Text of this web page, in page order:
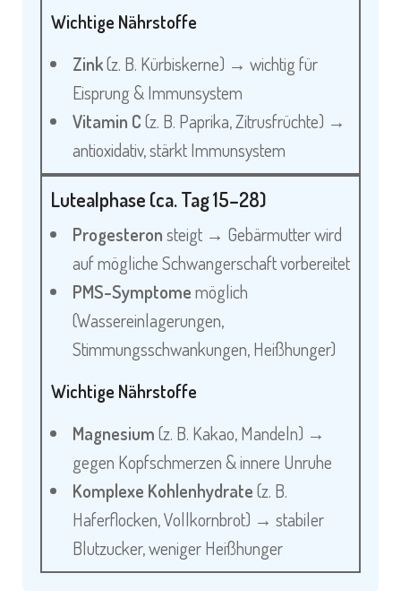
Wichtige Nährstoffe
Zink(z. B. Kürbiskerne) → wichtig für
Eisprung & Immunsystem
Vitamin C(z. B. Paprika, Zitrusfrüchte) →
antioxidativ, stärkt Immunsystem
Lutealphase (ca. Tag 15–28)
Progesteronsteigt → Gebärmutter wird
auf mögliche Schwangerschaft vorbereitet
PMS-Symptomemöglich
(Wassereinlagerungen,
Stimmungsschwankungen, Heißhunger)
Wichtige Nährstoffe
Magnesium(z. B. Kakao, Mandeln) →
gegen Kopfschmerzen & innere Unruhe
Komplexe Kohlenhydrate(z. B.
Haferflocken, Vollkornbrot) → stabiler
Blutzucker, weniger Heißhunger